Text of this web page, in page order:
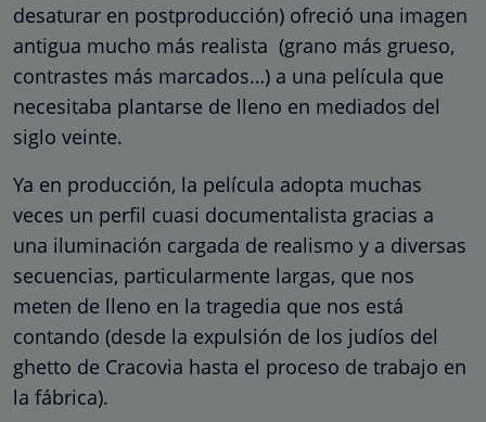
desaturar en postproducción) ofreció una imagen
antigua mucho más realista (grano más grueso,
contrastes más marcados…) a una película que
necesitaba plantarse de lleno en mediados del
siglo veinte.
Ya en producción, la película adopta muchas
veces un perfil cuasi documentalista gracias a
una iluminación cargada de realismo y a diversas
secuencias, particularmente largas, que nos
meten de lleno en la tragedia que nos está
contando (desde la expulsión de los judíos del
ghetto de Cracovia hasta el proceso de trabajo en
la fábrica).